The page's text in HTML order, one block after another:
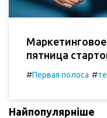
пятница
#Первая полоса #
Найпопулярніше